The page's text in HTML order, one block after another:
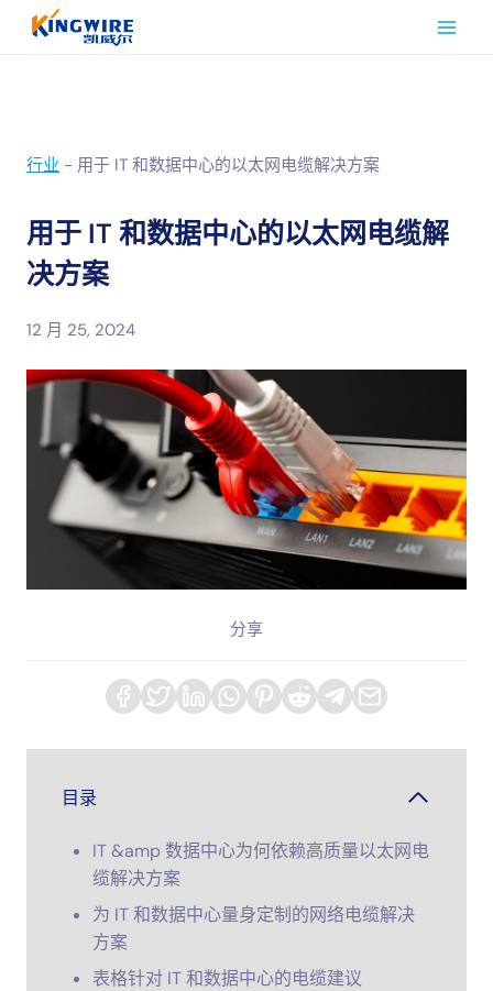
行业 - 用于 IT 和数据中心的以太网电缆解决方案
用于 IT 和数据中心的以太网电缆解
决方案
12 月 25, 2024
分享
目录
IT &amp 数据中心为何依赖高质量以太网电
缆解决方案
为 IT 和数据中心量身定制的网络电缆解决
方案
表格针对 IT 和数据中心的电缆建议